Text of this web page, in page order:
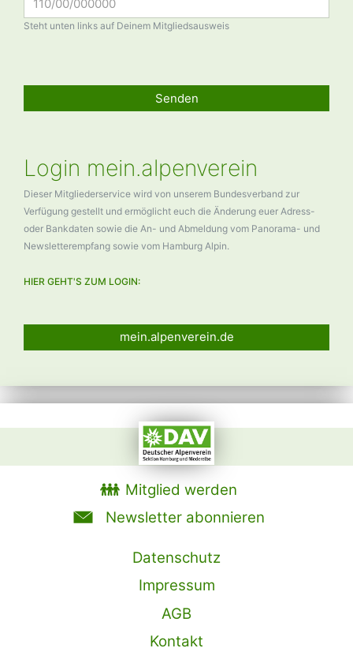
Steht unten links auf Deinem Mitgliedsausweis
Senden
Login mein.alpenverein
Dieser Mitgliederservice wird von unserem Bundesverband zur
Verfügung gestellt und ermöglicht euch die Änderung euer Adress-
oder Bankdaten sowie die An- und Abmeldung vom Panorama- und
Newsletterempfang sowie vom Hamburg Alpin.
HIER GEHT'S ZUM LOGIN:
mein.alpenverein.de
Mitglied werden
Newsletter abonnieren
Datenschutz
Impressum
AGB
Kontakt